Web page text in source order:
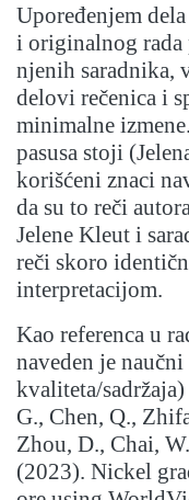
Upoređenjem
i originalnog rada
njenih saradnika,
delovi rečenica i
minimalne
pasusa stoji
korišćeni znaci
da su to reči
Jelene Kleut i
reči skoro
interpretacijom.
Kao referenca u
naveden je
kvaliteta/
G., Chen, Q.,
Zhou, D., Chai,
(2023). Nickel